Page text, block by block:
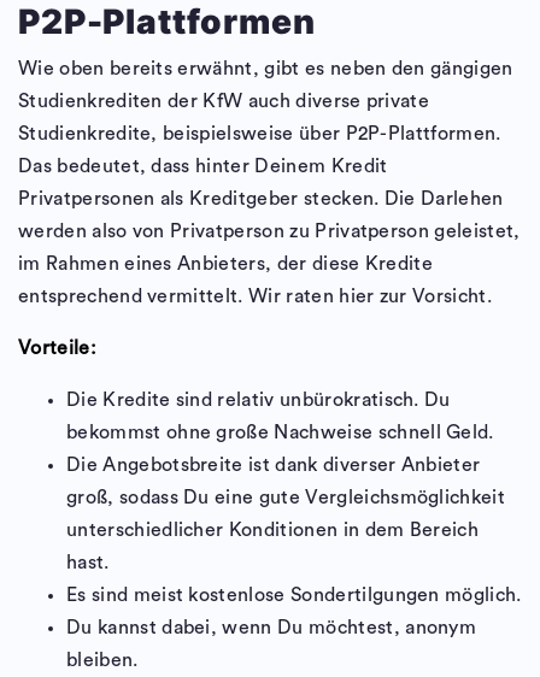
P2P-Plattformen
Wie oben bereits erwähnt, gibt es neben den gängigen
Studienkrediten der KfW auch diverse private
Studienkredite, beispielsweise über P2P-Plattformen.
Das bedeutet, dass hinter Deinem Kredit
Privatpersonen als Kreditgeber stecken. Die Darlehen
werden also von Privatperson zu Privatperson geleistet,
im Rahmen eines Anbieters, der diese Kredite
entsprechend vermittelt. Wir raten hier zur Vorsicht.
Vorteile:
Die Kredite sind relativ unbürokratisch. Du
bekommst ohne große Nachweise schnell Geld.
Die Angebotsbreite ist dank diverser Anbieter
groß, sodass Du eine gute Vergleichsmöglichkeit
unterschiedlicher Konditionen in dem Bereich
hast.
Es sind meist kostenlose Sondertilgungen möglich.
Du kannst dabei, wenn Du möchtest, anonym
bleiben.